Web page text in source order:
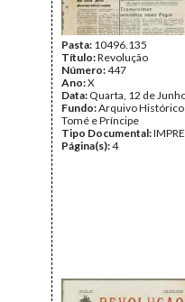
Pasta: 10496.135
Título:Revolução
Número:447
Ano:X
Data: Quarta, 12 de
Fundo:Arquivo Histórico
Tomé e Príncipe
Tipo Documental:
Página(s):4